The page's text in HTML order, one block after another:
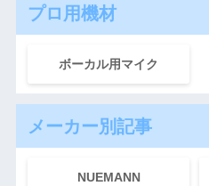
プロ用機材
ボーカル用マイク
メーカー別記事
NUEMANN